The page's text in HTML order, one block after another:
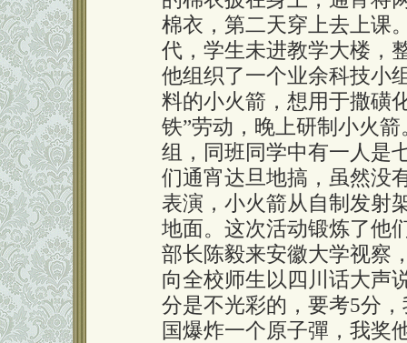
棉衣，第二天穿上去上课
代，学生未进教学大楼，
他组织了一个业余科技小
料的小火箭，想用于撒磺
铁”劳动，晚上研制小火
组，同班同学中有一人是
们通宵达旦地搞，虽然没
表演，小火箭从自制发射
地面。这次活动锻炼了他
部长陈毅来安徽大学视察
向全校师生以四川话大声
分是不光彩的，要考5分
国爆炸一个原子彈，我奖